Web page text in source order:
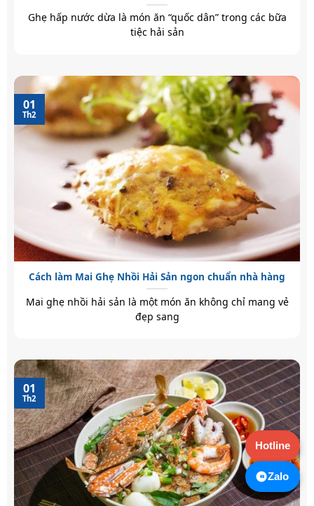
Ghẹ hấp nước dừa là món ăn “quốc dân” trong các bữa
tiệc hải sản
Cách làm Mai Ghẹ Nhồi Hải Sản ngon chuẩn nhà hàng
Mai ghẹ nhồi hải sản là một món ăn không chỉ mang vẻ
đẹp sang
01
Th2
01
Th2
Hotline
Zalo